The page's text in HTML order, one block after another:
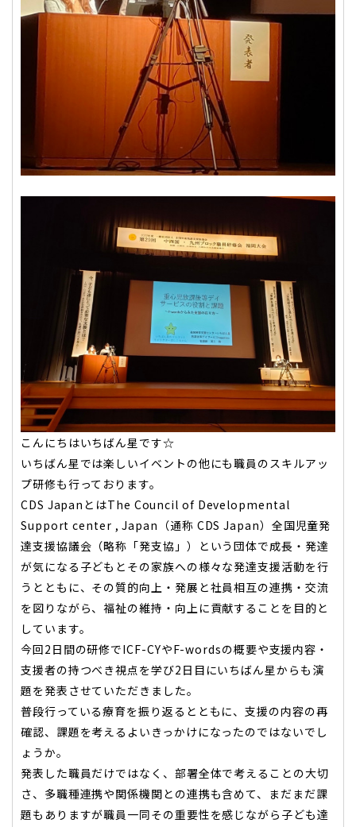
こんにちはいちばん星です☆
いちばん星では楽しいイベントの他にも職員のスキルアッ
プ研修も行っております。
CDS JapanとはThe Council of Developmental
Support center , Japan（通称 CDS Japan）全国児童発
達支援協議会（略称「発支協」）という団体で成長・発達
が気になる子どもとその家族への様々な発達支援活動を行
うとともに、その質的向上・発展と社員相互の連携・交流
を図りながら、福祉の維持・向上に貢献することを目的と
しています。
今回2日間の研修でICF-CYやF-wordsの概要や支援内容・
支援者の持つべき視点を学び2日目にいちばん星からも演
題を発表させていただきました。
普段行っている療育を振り返るとともに、支援の内容の再
確認、課題を考えるよいきっかけになったのではないでし
ょうか。
発表した職員だけではなく、部署全体で考えることの大切
さ、多職種連携や関係機関との連携も含めて、まだまだ課
題もありますが職員一同その重要性を感じながら子ども達